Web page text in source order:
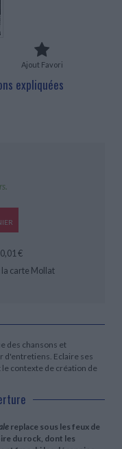
Critique et histoire littéraire
Littérature ancienne et médiévale
Audio - Livres lus
Humour
Histoire des pays
Géographie
Ajout Favori
expliquées
€
la carte Mollat
des chansons et
d'entretiens. Eclaire ses
contexte de création de
replace sous les feux de
du rock, dont les